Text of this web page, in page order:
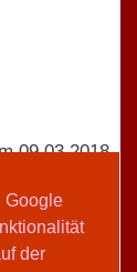
Google
der
09.03.2018